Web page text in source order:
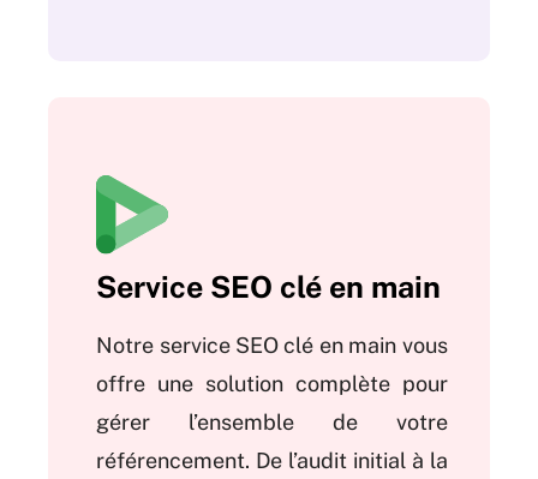
Service SEO clé en main
Notre service SEO clé en main vous
offre une solution complète pour
gérer l’ensemble de votre
référencement. De l’audit initial à la